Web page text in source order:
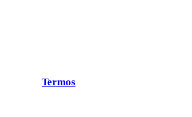
Termos